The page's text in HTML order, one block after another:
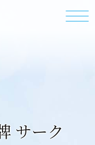
サーク